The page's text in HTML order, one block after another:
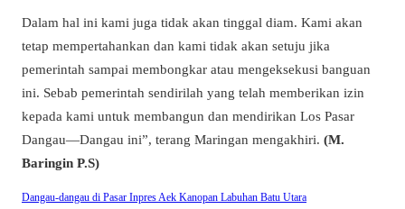
Dalam hal ini kami juga tidak akan tinggal diam. Kami akan
tetap mempertahankan dan kami tidak akan setuju jika
pemerintah sampai membongkar atau mengeksekusi banguan
ini. Sebab pemerintah sendirilah yang telah memberikan izin
kepada kami untuk membangun dan mendirikan Los Pasar
Dangau—Dangau ini”, terang Maringan mengakhiri. (M.
Baringin P.S)
Dangau-dangau di Pasar Inpres Aek Kanopan Labuhan Batu Utara